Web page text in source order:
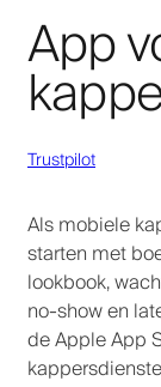
App
Trustpilot
Als mobiele
starten met
lookbook,
no-show en
de Apple App